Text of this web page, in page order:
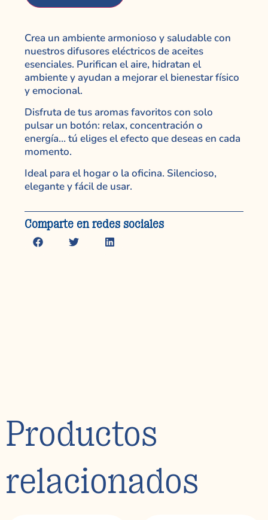
Crea un ambiente armonioso y saludable con
nuestros difusores eléctricos de aceites
esenciales. Purifican el aire, hidratan el
ambiente y ayudan a mejorar el bienestar físico
y emocional.
Disfruta de tus aromas favoritos con solo
pulsar un botón: relax, concentración o
energía… tú eliges el efecto que deseas en cada
momento.
Ideal para el hogar o la oficina. Silencioso,
elegante y fácil de usar.
Comparte en redes sociales
Productos
relacionados